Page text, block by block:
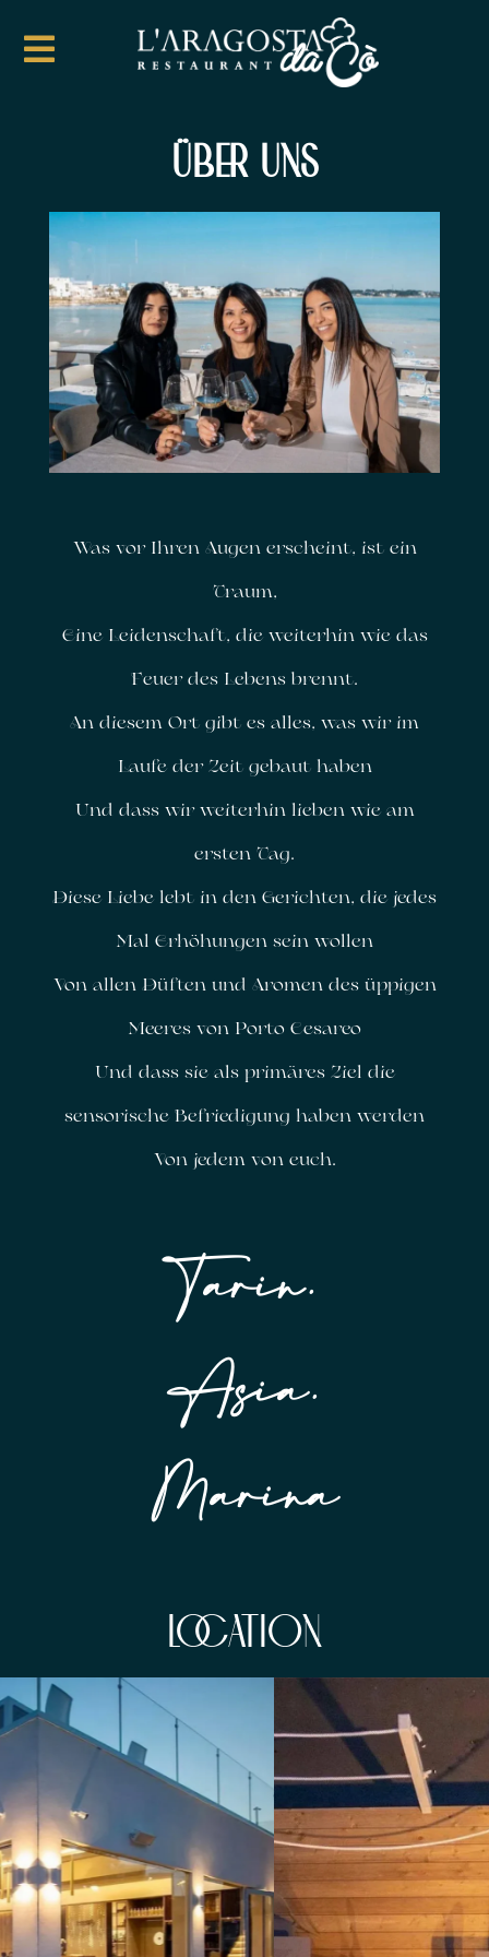
ÜBER UNS
Was vor Ihren Augen erscheint, ist ein
Traum,
Eine Leidenschaft, die weiterhin wie das
Feuer des Lebens brennt.
An diesem Ort gibt es alles, was wir im
Laufe der Zeit gebaut haben
Und dass wir weiterhin lieben wie am
ersten Tag.
Diese Liebe lebt in den Gerichten, die jedes
Mal Erhöhungen sein wollen
Von allen Düften und Aromen des üppigen
Meeres von Porto Cesareo
Und dass sie als primäres Ziel die
sensorische Befriedigung haben werden
Von jedem von euch.
Tarin.
Asia.
Marina
LOCATION